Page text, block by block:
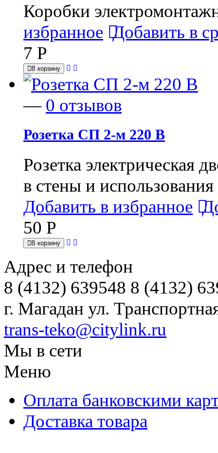
Коробки
избранное Добавить в
7 Р
В корзину
— 0 отзывов
Розетка СП 2-м 220 В
Розетка электрическая
в стены и
Добавить в избранное
50 Р
В корзину
Адрес и телефон
8 (4132) 639548 8 (4132)
г. Магадан ул.
trans-teko@citylink.ru
Мы в сети
Меню
Оплата банковскими
Доставка товара